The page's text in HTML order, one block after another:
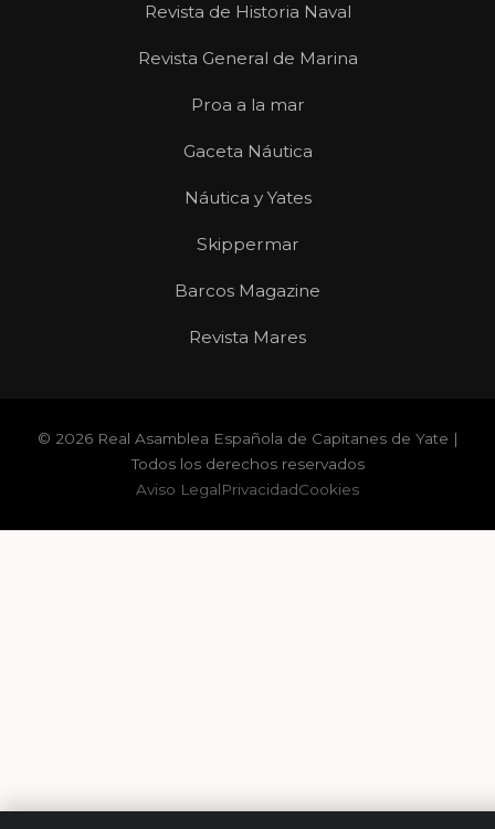
Revista de Historia Naval
Revista General de Marina
Proa a la mar
Gaceta Náutica
Náutica y Yates
Skippermar
Barcos Magazine
Revista Mares
© 2026 Real Asamblea Española de Capitanes de Yate |
Todos los derechos reservados
Aviso LegalPrivacidadCookies